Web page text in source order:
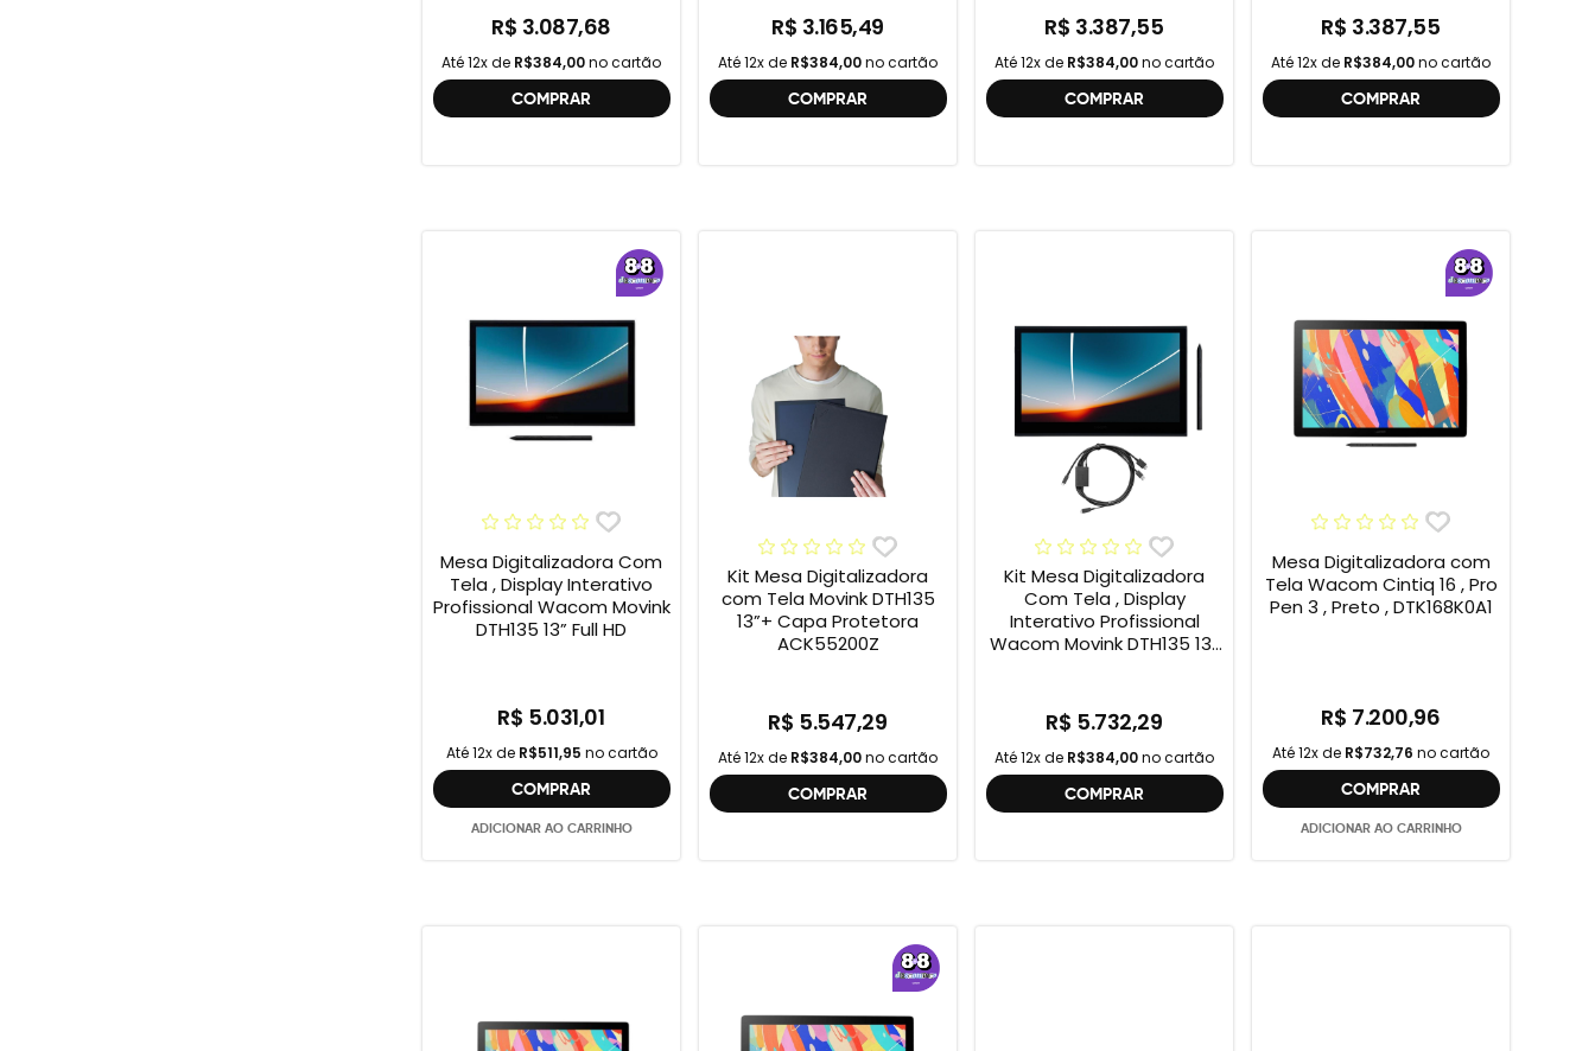
R$ 3.087,68
Até 12x de R$384,00no cartão
COMPRAR
R$ 3.165,49
Até 12x de R$384,00no cartão
COMPRAR
DTH134W,
R$ 3.387,55
Até 12x de R$384,00no cartão
COMPRAR
R$ 3.387,55
Até 12x de R$384,00no cartão
COMPRAR
Mesa Digitalizadora Com
Tela , Display Interativo
Profissional Wacom Movink
DTH135 13” Full HD
R$ 5.031,01
Até 12x de R$511,95 no cartão
COMPRAR
ADICIONAR AO CARRINHO
Kit Mesa Digitalizadora
com Tela Movink DTH135
13”+ Capa Protetora
ACK55200Z
R$ 5.547,29
Até 12x de R$384,00no cartão
COMPRAR
Kit Mesa Digitalizadora
Com Tela , Display
Interativo Profissional
Wacom Movink DTH135 13”
R$ 5.732,29
Até 12x de R$384,00no cartão
COMPRAR
Mesa Digitalizadora com
Tela Wacom Cintiq 16 , Pro
Pen 3 , Preto , DTK168K0A1
R$ 7.200,96
Até 12x de R$732,76 no cartão
COMPRAR
ADICIONAR AO CARRINHO